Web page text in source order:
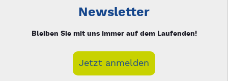
Newsletter
Bleiben Sie mit uns immer auf dem Laufenden!
Jetzt anmelden